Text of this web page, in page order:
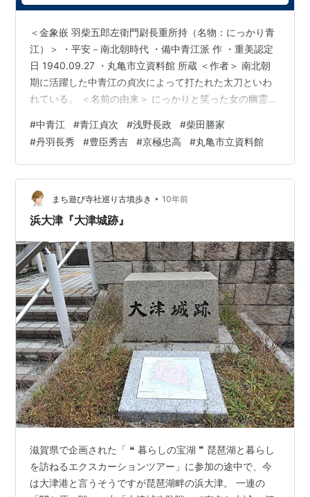
＜金象嵌 羽柴五郎左衛門尉長重所持（名物：にっかり青
江）＞ ・平安－南北朝時代 ・備中青江派 作 ・重美認定
日 1940.09.27 ・丸亀市立資料館 所蔵 ＜作者＞ 南北朝
期に活躍した中青江の貞次によって打たれた太刀といわ
れている。 ＜名前の由来＞ にっかりと笑った女の幽霊を
ていた子供を斬り伏せたという謂れもある。 ＜来歴＞ 名
の由来である幽霊を斬ったのは中島修理太夫、九理太夫
兄弟、浅野長政の家臣など諸説あり特定には至っていな
い。 その武士から、柴田勝家に渡り子の勝敏へ伝わっ
た。 1583年賤ヶ岳に戦いにて勝敏を討った丹羽長秀の
子・長秀から…
#中青江 #青江貞次 #浅野長政 #柴田勝家
#丹羽長秀 #豊臣秀吉 #京極忠高 #丸亀市立資料館
まち遊び寺社巡り古墳歩き • 10年前
浜大津『大津城跡』
滋賀県で企画された「 ❝ 暮らしの宝湖 ❞ 琵琶湖と暮らし
を訪ねるエクスカーションツアー」に参加の途中で、今
は大津港と言うそうですが琵琶湖畔の浜大津。 一連の